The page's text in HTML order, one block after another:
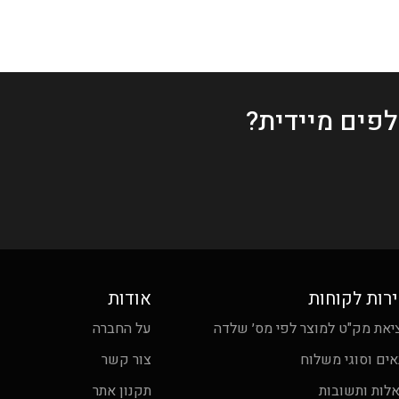
מיידית?
לקוחות
מק"ט למוצר לפי מס׳ שלדה
וסוגי משלוח
ותשובות
אודות
על החברה
צור קשר
תקנון אתר